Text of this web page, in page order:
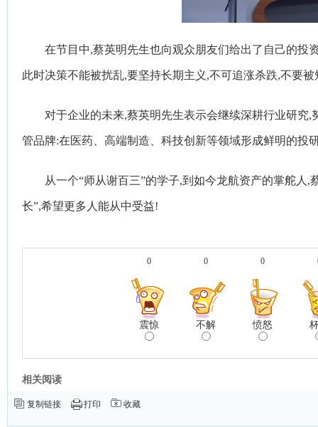
在节目中,蔡英明先生也向观众朋友们给出了自己的投
此时决策不能被扰乱,要坚持长期主义,不可追涨杀跌,不要
对于企业的未来,蔡英明先生表示会继续深耕行业研究
管品牌:在医药、高端制造、科技创新等领域形成鲜明的投
从一个“师从谢百三”的学子,到如今龙航资产的掌舵人
长”,希望更多人能从中受益!
0
震惊
0
不解
0
愤怒
相关阅读
复制链接 打印 收藏